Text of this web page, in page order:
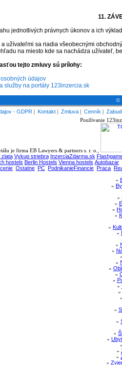
11.
jednotlivých právnych úkonov a ich
užívateľmi sa riadia všeobecnými
na miesto kde sa nachádza užívateľ,
tejto zmluvy sú prílohy:
údajov
služby na portály 123inzercia.sk
©
- GDPR | Kontakt | Zmluva | Cenník |
Používanie
je firma EB Lawyers & partners s. r. o.,
zlata Vykup striebra InzerciaZdarma.sk
hostels Berlin Hostels Vienna hostels Autobazar
Ostatne PC PodnikanieFinancie Praca
»
»
»
»
»
»
»
»
»
»
»
»
»
»
»
»
»
»
»
»
»
»
»